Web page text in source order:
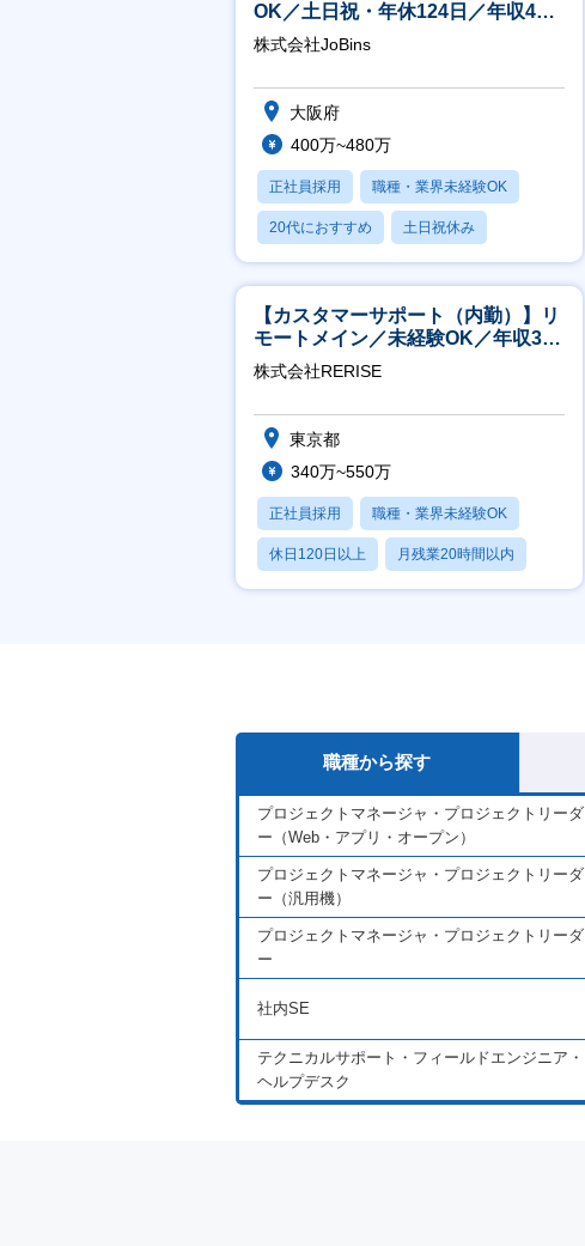
OK／土日祝・年休124日／年収400
万～／転勤なし】
株式会社JoBins
大阪府
400万~480万
正社員採用 職種・業界未経験OK
20代におすすめ 土日祝休み
休日120日以上
【カスタマーサポート（内勤）】リ
モートメイン／未経験OK／年収340
万～／年間休日125日
株式会社RERISE
東京都
340万~550万
正社員採用 職種・業界未経験OK
休日120日以上 月残業20時間以内
賞与あり
職種から探す
プロジェクトマネージャ・プロジェクトリーダ
ー（Web・アプリ・オープン）
プロジェクトマネージャ・プロジェクトリーダ
ー（汎用機）
プロジェクトマネージャ・プロジェクトリーダ
ー
社内SE
テクニカルサポート・フィールドエンジニア・
ヘルプデスク